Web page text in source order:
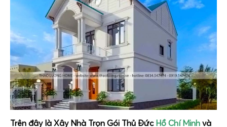
Trên đây là Xây Nhà Trọn Gói Thủ Đức Hồ Chí Minh và